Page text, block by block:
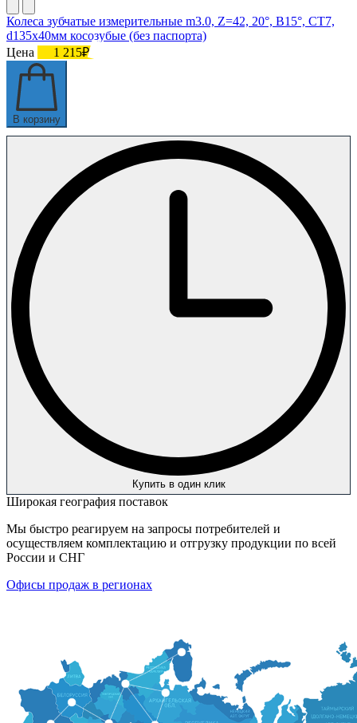
Колеса зубчатые измерительные m3.0, Z=42, 20°, B15°, СТ7,
d135х40мм косозубые (без паспорта)
Цена
1 215₽
В корзину
Купить в один клик
Широкая география поставок
Мы быстро реагируем на запросы потребителей и
осуществляем комплектацию и отгрузку продукции по всей
России и СНГ
Офисы продаж в регионах